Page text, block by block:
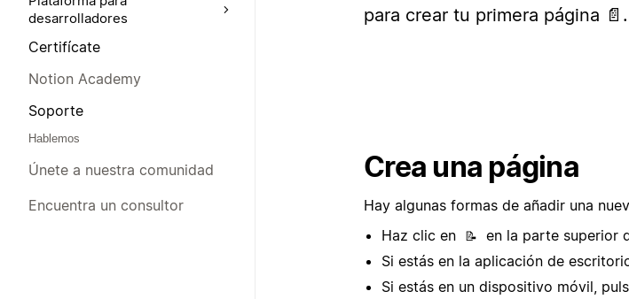
desarrolladores
Certifícate
Notion Academy
Soporte
Hablemos
Únete a nuestra comunidad
Encuentra un consultor
para crear tu primera página 📄.
Crea una página
Hay algunas formas de añadir una
Haz clic en
📝
en la parte superior
Si estás en la aplicación de
Si estás en un dispositivo móvil,